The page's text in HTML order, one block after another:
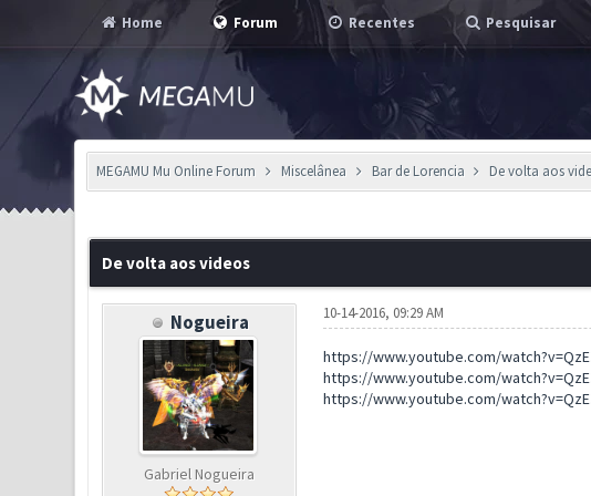
Home Forum Recentes Pesquisar
MEGAMU Mu Online Forum Miscelânea Bar de Lorencia De volta aos
De volta aos videos
Nogueira
Gabriel Nogueira
10-14-2016, 09:29 AM
https://www.youtube.com/
https://www.youtube.com/
https://www.youtube.com/